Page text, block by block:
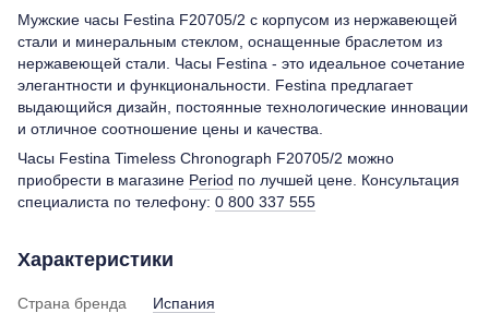
Мужские часы Festina F20705/2 с корпусом из нержавеющей
стали и минеральным стеклом, оснащенные браслетом из
нержавеющей стали. Часы Festina - это идеальное сочетание
элегантности и функциональности. Festina предлагает
выдающийся дизайн, постоянные технологические инновации
и отличное соотношение цены и качества.
Часы Festina Timeless Chronograph F20705/2 можно
приобрести в магазине Period по лучшей цене. Консультация
специалиста по телефону: 0 800 337 555
Характеристики
Страна бренда
Испания